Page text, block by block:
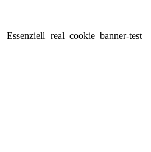
Essenziell real_cookie_banner-test